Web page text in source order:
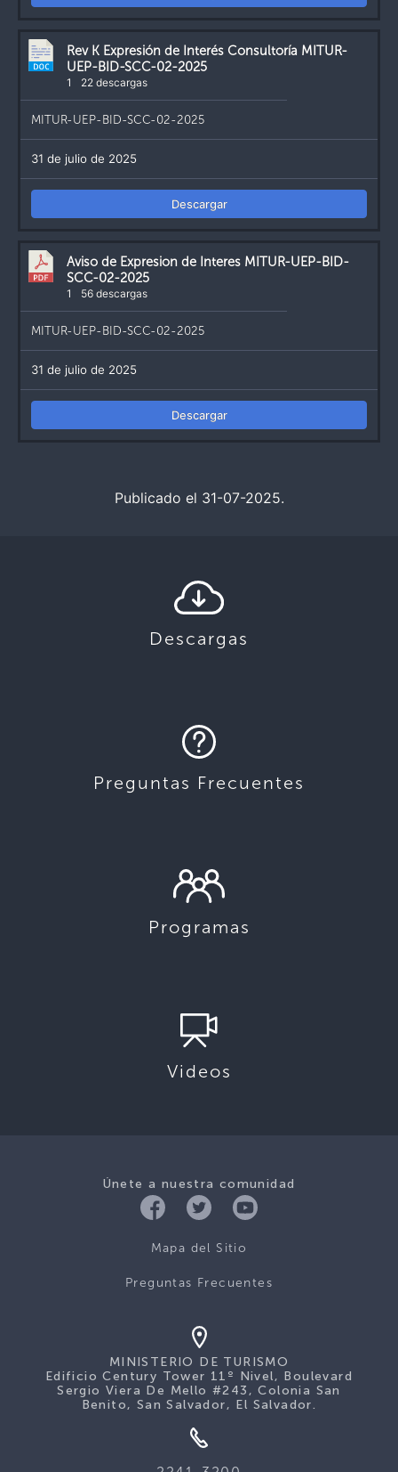
Rev K Expresión de Interés Consultoría MITUR-
UEP-BID-SCC-02-2025
1 22 descargas
MITUR-UEP-BID-SCC-02-2025
31 de julio de 2025
Descargar
Aviso de Expresion de Interes MITUR-UEP-BID-
SCC-02-2025
1 56 descargas
MITUR-UEP-BID-SCC-02-2025
31 de julio de 2025
Descargar
Publicado el 31-07-2025.
Descargas
Preguntas Frecuentes
Programas
Videos
Únete a nuestra comunidad
Mapa del Sitio
Preguntas Frecuentes
MINISTERIO DE TURISMO
Edificio Century Tower 11º Nivel, Boulevard
Sergio Viera De Mello #243, Colonia San
Benito, San Salvador, El Salvador.